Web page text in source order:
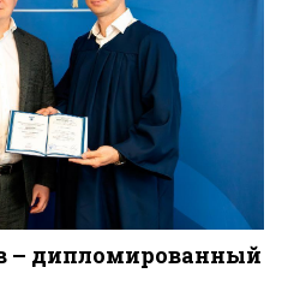
– дипломированный